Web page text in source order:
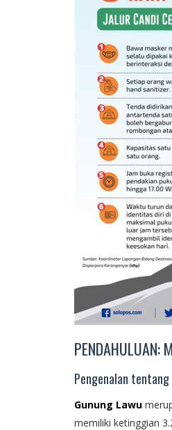
PENDAHULUAN:
Pengenalan tentang
Gunung Lawu
memiliki ketinggian